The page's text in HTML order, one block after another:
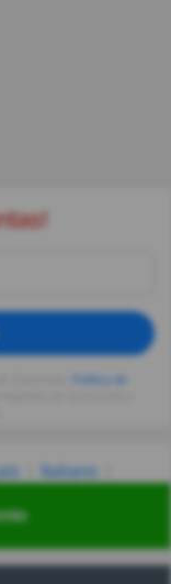
Italiano
汉语